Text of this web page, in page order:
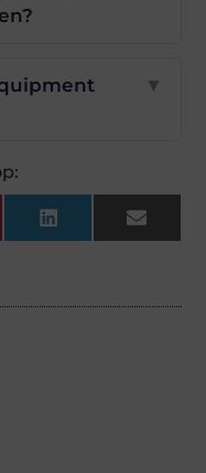
▼
LinkedInEmail